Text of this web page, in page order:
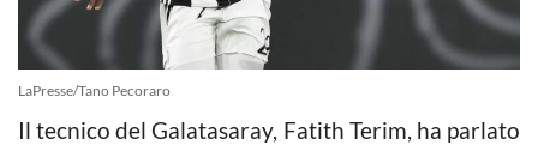
LaPresse/Tano Pecoraro
Il tecnico del Galatasaray, Fatith Terim, ha parlato